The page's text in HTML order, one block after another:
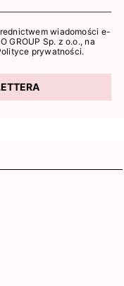
wiadomości e-
GROUP Sp. z o.o., na
prywatności.